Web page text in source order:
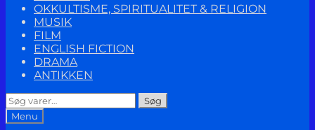
OKKULTISME, SPIRITUALITET & RELIGION
MUSIK
FILM
ENGLISH FICTION
DRAMA
ANTIKKEN
Søg
efter:
Søg
Menu